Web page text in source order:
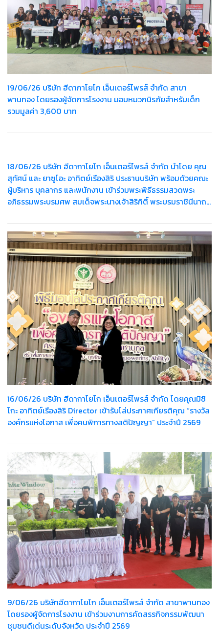
19/06/26 บริษัท ฮีดากาโยโก เอ็นเตอร์ไพรส์ จำกัด สาขา
พานทอง โดยรองผู้จัดการโรงงาน มอบหมวกนิรภัยสำหรับเด็ก
รวมมูลค่า 3,600 บาท
18/06/26 บริษัท ฮีดากาโยโก เอ็นเตอร์ไพรส์ จำกัด นำโดย คุณ
สุทัศน์ และ ยาซูโอะ อาทิตย์เรืองสิริ ประธานบริษัท พร้อมด้วยคณะ
ผู้บริหาร บุคลากร และพนักงาน เข้าร่วมพระพิธีธรรมสวดพระ
อภิธรรมพระบรมศพ สมเด็จพระนางเจ้าสิริกิติ์ พระบรมราชินีนาถ
16/06/26 บริษัท ฮีดากาโยโก เอ็นเตอร์ไพรส์ จำกัด โดยคุณมิชิ
โกะ อาทิตย์เรืองสิริ Director เข้ารับโล่ประกาศเกียรติคุณ “รางวัล
องค์กรแห่งโอกาส เพื่อคนพิการทางสติปัญญา” ประจำปี 2569
9/06/26 บริษัทฮีดากาโยโก เอ็นเตอร์ไพรส์ จำกัด สาขาพานทอง
โดยรองผู้จัดการโรงงาน เข้าร่วมงานการคัดสรรกิจกรรมพัฒนา
ชุมชนดีเด่นระดับจังหวัด ประจำปี 2569